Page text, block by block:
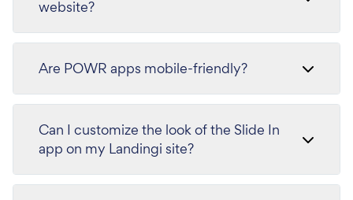
website?
Are POWR apps mobile-friendly?
Can I customize the look of the Slide In
app on my Landingi site?